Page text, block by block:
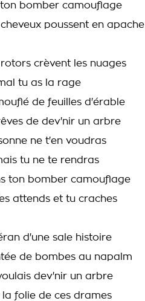
ton bomber camouflage
cheveux poussent en apache
rotors crèvent les nuages
tu as la rage
de feuilles d'érable
de dev'nir un arbre
ne t'en voudras
tu ne te rendras
ton bomber camouflage
attends et tu craches
d'une sale histoire
de bombes au napalm
dev'nir un arbre
la folie de ces drames